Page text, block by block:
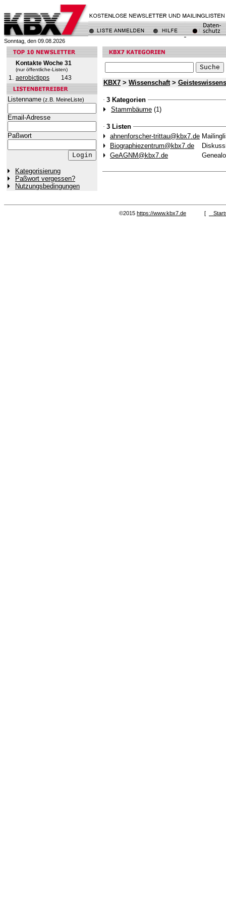
Sonntag, den 09.08.2026
Kontakte Woche 31
(nur öffentliche-Listen)
1. aerobictipps 143
Listenname (z.B. MeineListe)
Email-Adresse
Paßwort
Kategorisierung
Paßwort vergessen?
Nutzungsbedingungen
KBX7 > Wissenschaft>
3 Kategorien
Stammbäume (1)
3 Listen
ahnenforscher-trittau@kbx7.de
Biographiezentrum@kbx7.de
GeAGNM@kbx7.de
©2015 https://www.kbx7.de [